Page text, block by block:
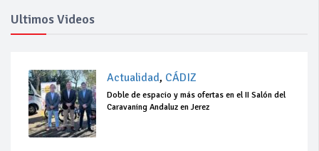
Ultimos Videos
Actualidad, CÁDIZ
Doble de espacio y más ofertas en el II Salón del
Caravaning Andaluz en Jerez